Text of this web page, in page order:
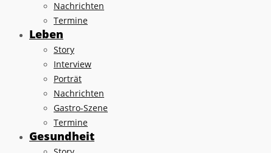
Nachrichten
Termine
Leben
Story
Interview
Porträt
Nachrichten
Gastro-Szene
Termine
Gesundheit